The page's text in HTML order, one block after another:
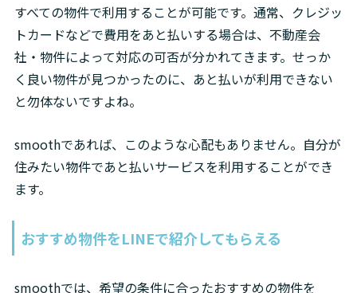
すべての物件で利用することが可能です。通常、クレジッ
トカードなどで費用をあと払いする場合は、不動産会
社・物件によって対応の可否が分かれてきます。せっか
く良い物件が見つかったのに、あと払いが利用できない
と勿体ないですよね。
smoothであれば、このような心配もありません。自分が
住みたい物件であと払いサービスを利用することができ
ます。
おすすめ物件をLINEで紹介してもらえる
smoothでは、希望の条件に合ったおすすめの物件を